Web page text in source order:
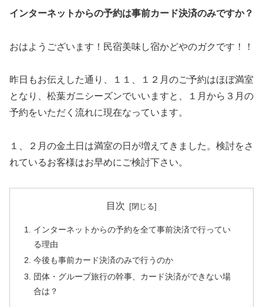
インターネットからの予約は事前カード決済のみですか？
おはようございます！民宿美味し宿かどやのガクです！！
昨日もお伝えした通り、１１、１２月のご予約はほぼ満室
となり、松葉ガニシーズンでいいますと、１月から３月の
予約をいただく流れに現在なっています。
１、２月の金土日は満室の日が増えてきました。検討をさ
れているお客様はお早めにご検討下さい。
目次
インターネットからの予約を全て事前決済で行ってい
る理由
今後も事前カード決済のみで行うのか
団体・グループ旅行の幹事、カード決済ができない場
合は？